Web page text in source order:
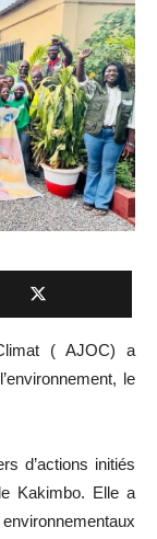
( AJOC) a
le
d’actions initiés
Kakimbo. Elle a